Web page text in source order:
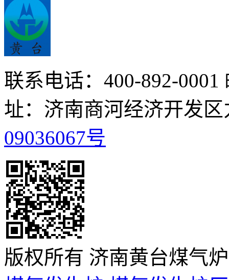
联系电话：400-892-0001
址：济南商河经济开发
09036067号
版权所有 济南黄台煤气